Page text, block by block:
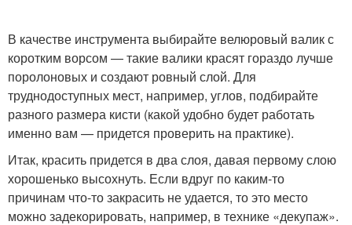
В качестве инструмента выбирайте велюровый валик с
коротким ворсом — такие валики красят гораздо лучше
поролоновых и создают ровный слой. Для
труднодоступных мест, например, углов, подбирайте
разного размера кисти (какой удобно будет работать
именно вам — придется проверить на практике).
Итак, красить придется в два слоя, давая первому слою
хорошенько высохнуть. Если вдруг по каким-то
причинам что-то закрасить не удается, то это место
можно задекорировать, например, в технике «декупаж».